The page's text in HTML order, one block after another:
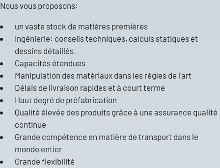
Nous vous proposons:
un vaste stock de matières premières
Ingénierie: conseils techniques, calculs statiques et
dessins détaillés.
Capacités étendues
Manipulation des matériaux dans les règles de l'art
Délais de livraison rapides et à court terme
Haut degré de préfabrication
Qualité élevée des produits grâce à une assurance qualité
continue
Grande compétence en matière de transport dans le
monde entier
Grande flexibilité
Head of Sales
BUTTING Anlagenbau in Schwedt
ben.arndt@butting-schwedt.de